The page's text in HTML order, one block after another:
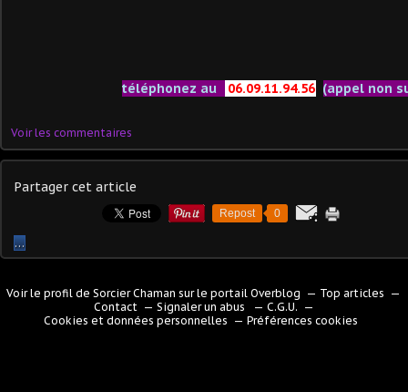
téléphonez au 06.09.11.94.56 (appel non
Voir les commentaires
Partager cet article
Repost 0
…
Voir le profil deSorcier Chaman sur le portail Overblog
Top articles
Contact
Signaler un abus
C.G.U.
Cookies et données personnelles
Préférences cookies